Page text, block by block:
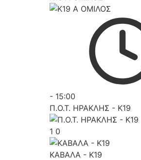
- 15:00
Π.Ο.Τ. ΗΡΑΚΛΗΣ - K19
1 0
ΚΑΒΑΛΑ - K19